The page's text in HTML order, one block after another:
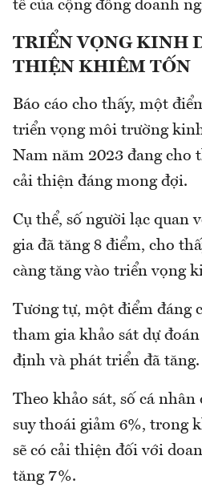
tế của cộng đồng doanh
TRIỂN VỌNG KINH
THIỆN KHIÊM TỐN
Báo cáo cho thấy, một
triển vọng môi trường
Nam năm 2023 đang cho
cải thiện đáng mong đợi.
Cụ thể, số người lạc quan
gia đã tăng 8 điểm, cho
càng tăng vào triển vọng
Tương tự, một điểm đáng
tham gia khảo sát dự
định và phát triển đã tăng.
Theo khảo sát, số cá
suy thoái giảm 6%, trong
sẽ có cải thiện đối với
tăng 7%.